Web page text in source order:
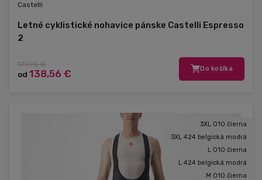
Castelli
Letné cyklistické nohavice pánske Castelli Espresso
2
179,95 €
od 138,56 € Do košíka
3XL 010 čierna
3XL 424 belgická modrá
L 010 čierna
L 424 belgická modrá
M 010 čierna